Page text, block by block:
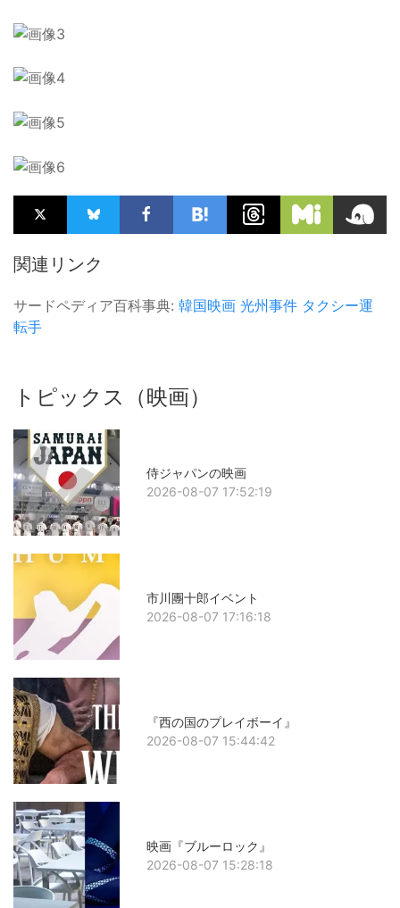
関連リンク
サードペディア百科事典: 韓国映画 光州事件 タクシー運
転手
トピックス（映画）
侍ジャパンの映画
2026-08-07 17:52:19
市川團十郎イベント
2026-08-07 17:16:18
『西の国のプレイボーイ』
2026-08-07 15:44:42
映画『ブルーロック』
2026-08-07 15:28:18